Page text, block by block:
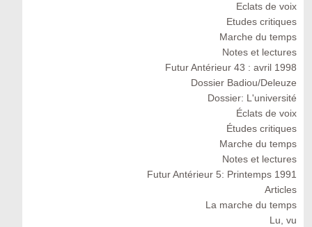
Eclats de voix
Etudes critiques
Marche du temps
Notes et lectures
Futur Antérieur 43 : avril 1998
Dossier Badiou/Deleuze
Dossier: L'université
Éclats de voix
Études critiques
Marche du temps
Notes et lectures
Futur Antérieur 5: Printemps 1991
Articles
La marche du temps
Lu, vu